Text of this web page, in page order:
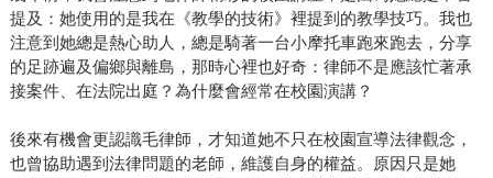
提及：她使用的是我在《教學的技術》裡提到的教學技巧。我也
注意到她總是熱心助人，總是騎著一台小摩托車跑來跑去，分享
的足跡遍及偏鄉與離島，那時心裡也好奇：律師不是應該忙著承
接案件、在法院出庭？為什麼會經常在校園演講？
後來有機會更認識毛律師，才知道她不只在校園宣導法律觀念，
也曾協助遇到法律問題的老師，維護自身的權益。原因只是她